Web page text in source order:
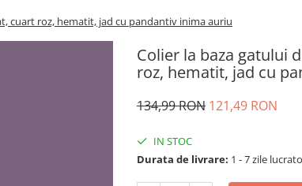
cuart roz, hematit, jad cu pandantiv inima auriu
Colier la baza gatului
roz, hematit, jad cu
134,99 RON 121,49 RON
IN STOC
Durata de livrare: 1 - 7 zile